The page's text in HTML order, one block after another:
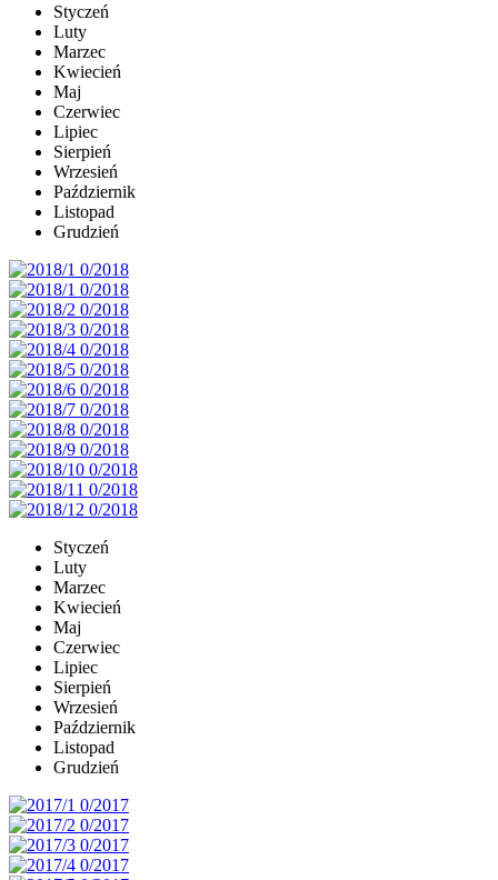
Styczeń
Luty
Marzec
Kwiecień
Maj
Czerwiec
Lipiec
Sierpień
Wrzesień
Październik
Listopad
Grudzień
Styczeń
Luty
Marzec
Kwiecień
Maj
Czerwiec
Lipiec
Sierpień
Wrzesień
Październik
Listopad
Grudzień